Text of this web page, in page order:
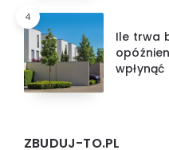
4
Ile trwa
ZBUDUJ-TO.PL